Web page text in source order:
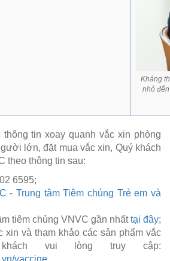
Kháng
nhỏ
tin xoay quanh vắc xin phòng
lớn, đặt mua vắc xin, Quý khách
theo thông tin sau:
6595;
- Trung tâm Tiêm chủng Trẻ em và
tiêm chủng VNVC gần nhấttại đây;
xin và tham khảo các sản phẩm vắc
vui lòng truy cập: